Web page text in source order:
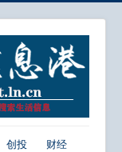
创投
财经